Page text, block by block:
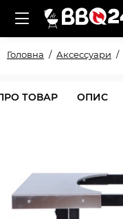
Головна Аксессуари
ТОВАР ОПИС